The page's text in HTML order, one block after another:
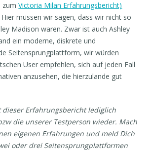
zumVictoria Milan Erfahrungsbericht)
müssen wir sagen, dass wir nicht so
Madison waren. Zwar ist auch Ashley
ein moderne, diskrete und
Seitensprungplattform, wir würden
User empfehlen, sich auf jeden Fall
anzusehen, die hierzulande gut
dieser Erfahrungsbericht lediglich
die unserer Testperson wieder. Mach
eigenen Erfahrungen und meld Dich
oder drei Seitensprungplattformen